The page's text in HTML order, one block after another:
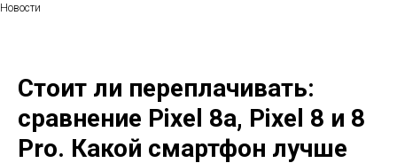
Новости
Стоит ли переплачивать:
сравнение Pixel 8a, Pixel 8 и 8
Pro. Какой смартфон лучше